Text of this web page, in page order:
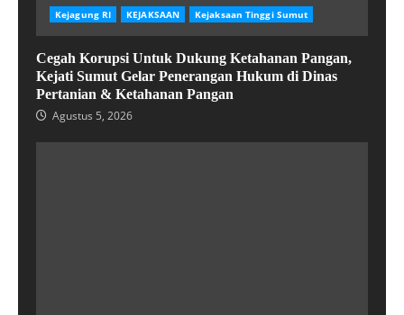
Kejagung RI KEJAKSAAN Kejaksaan Tinggi Sumut
Cegah Korupsi Untuk Dukung Ketahanan Pangan,
Kejati Sumut Gelar Penerangan Hukum di Dinas
Pertanian & Ketahanan Pangan
Agustus 5, 2026